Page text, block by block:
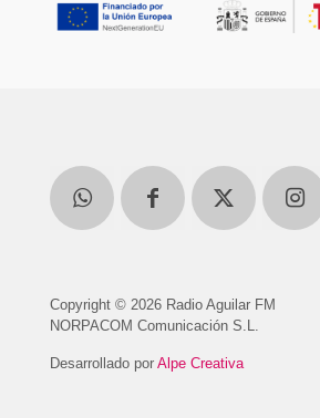
Copyright © 2026 Radio Aguilar FM
NORPACOM Comunicación S.L.
Desarrollado por Alpe Creativa